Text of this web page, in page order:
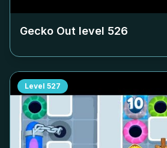
Gecko Out level 526
Level 527